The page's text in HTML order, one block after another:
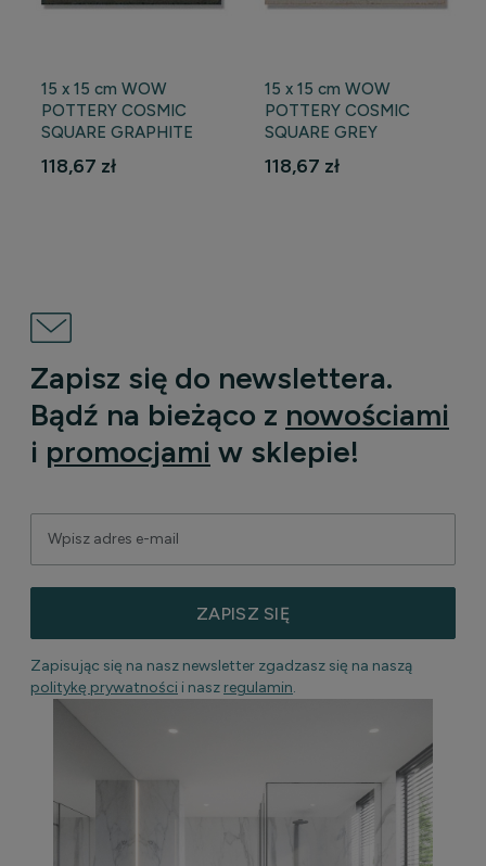
15 x 15 cm WOW
POTTERY COSMIC
SQUARE GRAPHITE
118,67 zł
15 x 15 cm WOW
POTTERY COSMIC
SQUARE GREY
118,67 zł
Zapisz się do newslettera.
Bądź na bieżąco z nowościami
i promocjami w sklepie!
ZAPISZ SIĘ
Zapisując się na nasz newsletter zgadzasz się na naszą
politykę prywatności i nasz regulamin.